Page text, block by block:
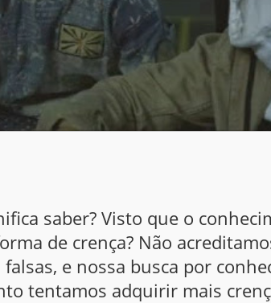
saber? Visto que o
de crença? Não
e nossa busca por
tentamos adquirir mais